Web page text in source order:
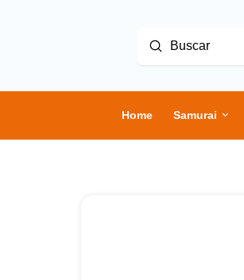
Buscar
Enviar
Home Samurai